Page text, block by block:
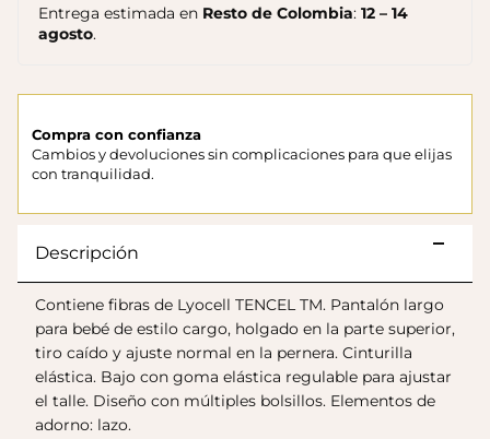
Entrega estimada en Resto de Colombia: 12 – 14
agosto.
Compra con confianza
Cambios y devoluciones sin complicaciones para que elijas
con tranquilidad.
Descripción
Contiene fibras de Lyocell TENCEL TM. Pantalón largo
para bebé de estilo cargo, holgado en la parte superior,
tiro caído y ajuste normal en la pernera. Cinturilla
elástica. Bajo con goma elástica regulable para ajustar
el talle. Diseño con múltiples bolsillos. Elementos de
adorno: lazo.
Botas Splash Euri Borreguito